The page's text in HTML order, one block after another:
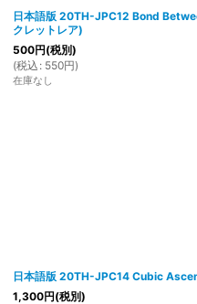
日本語版 20TH-JPC12 Bond
クレットレア)
500円(税別)
(税込 : 550円)
在庫なし
日本語版 20TH-JPC14 Cubic
1,300円(税別)